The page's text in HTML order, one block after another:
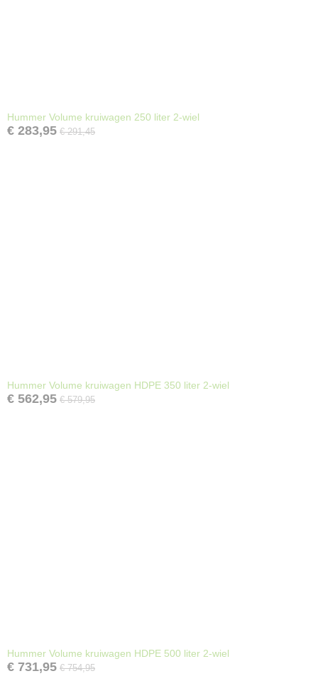
Hummer Volume kruiwagen 250 liter 2-wiel
€ 283,95 € 291,45
Hummer Volume kruiwagen HDPE 350 liter 2-wiel
€ 562,95 € 579,95
Hummer Volume kruiwagen HDPE 500 liter 2-wiel
€ 731,95 € 754,95